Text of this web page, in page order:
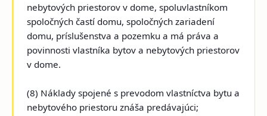
nebytových priestorov v dome, spoluvlastníkom
spoločných častí domu, spoločných zariadení
domu, príslušenstva a pozemku a má práva a
povinnosti vlastníka bytov a nebytových priestorov
v dome.
(8) Náklady spojené s prevodom vlastníctva bytu a
nebytového priestoru znáša predávajúci;